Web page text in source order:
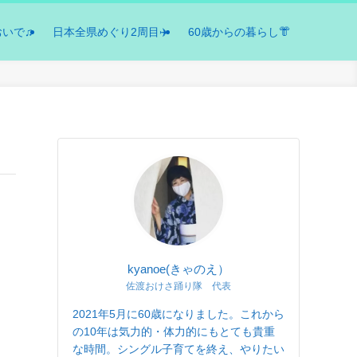
いで♫ 日本全県めぐり2周目✈️ 60歳からの暮らし👘
kyanoe(きゃのえ）
佐渡おけさ踊り隊 代表
2021年5月に60歳になりました。これから
の10年は気力的・体力的にもとても貴重
な時間。シングル子育てを終え、やりたい